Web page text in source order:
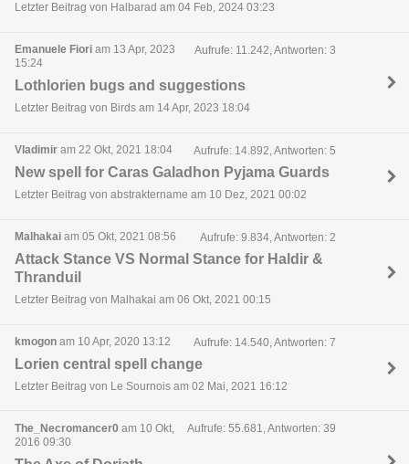
Letzter Beitrag von Halbarad am 04 Feb, 2024 03:23
Emanuele Fiori am 13 Apr, 2023
15:24
Aufrufe: 11.242, Antworten: 3
Lothlorien bugs and suggestions
Letzter Beitrag von Birds am 14 Apr, 2023 18:04
Vladimir am 22 Okt, 2021 18:04 Aufrufe: 14.892, Antworten: 5
New spell for Caras Galadhon Pyjama Guards
Letzter Beitrag von abstraktername am 10 Dez, 2021 00:02
Malhakai am 05 Okt, 2021 08:56 Aufrufe: 9.834, Antworten: 2
Attack Stance VS Normal Stance for Haldir &
Thranduil
Letzter Beitrag von Malhakai am 06 Okt, 2021 00:15
kmogon am 10 Apr, 2020 13:12 Aufrufe: 14.540, Antworten: 7
Lorien central spell change
Letzter Beitrag von Le Sournois am 02 Mai, 2021 16:12
The_Necromancer0 am 10 Okt,
2016 09:30
Aufrufe: 55.681, Antworten: 39